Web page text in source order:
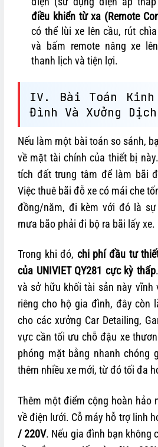
điều khiển từ xa (Remote
có thể lùi xe lên cầu, rút
và bấm remote nâng xe
thanh lịch và tiện lợi.
IV. Bài Toán Kinh
Đình Và Xưởng
Nếu làm một bài toán so sánh,
về mặt tài chính của thiết bị
tích đất trung tâm để làm bãi
Việc thuê bãi đỗ xe có mái che
đồng/năm, đi kèm với đó là
mưa bão phải đi bộ ra bãi lấy xe.
Trong khi đó, chi phí đầu tư
của UNIVIET QY281 cực kỳ thấp
và sở hữu khối tài sản này vĩnh
riêng cho hộ gia đình, đây còn
cho các xưởng Car Detailing,
vực cần tối ưu chỗ đậu xe
phóng mặt bằng nhanh chóng
thêm nhiều xe mới, từ đó tối đa
Thêm một điểm cộng hoàn hảo
về điện lưới. Cỗ máy hỗ trợ linh
/ 220V. Nếu gia đình bạn không